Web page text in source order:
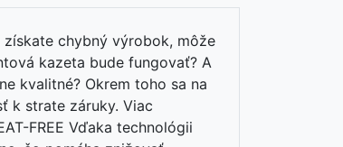
získate chybný výrobok, môže
kazeta bude fungovať? A
kvalitné? Okrem toho sa na
k strate záruky. Viac
FREE Vďaka technológii